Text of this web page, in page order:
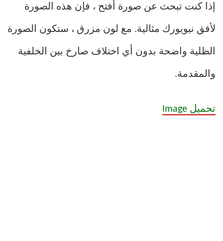
إذا كنت تبحث عن صورة أفتح ، فإن هذه الصورة
لأفق نيويورك مثالية. مع لون مزرق ، ستكون الصورة
الظلية واضحة بدون أي اختلاف صارخ بين الخلفية
والمقدمة.
تحميل Image